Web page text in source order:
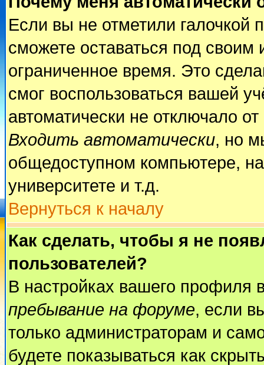
Если вы не отметили галочкой
сможете оставаться под
ограниченное время. Это
смог воспользоваться вашей
автоматически не отключало
Входить автоматически, но
общедоступном компьютере,
университете и т.д.
Вернуться к началу
Как сделать, чтобы я не
пользователей?
В настройках вашего профиля
пребывание на форуме, если
только администраторам и
будете показываться как